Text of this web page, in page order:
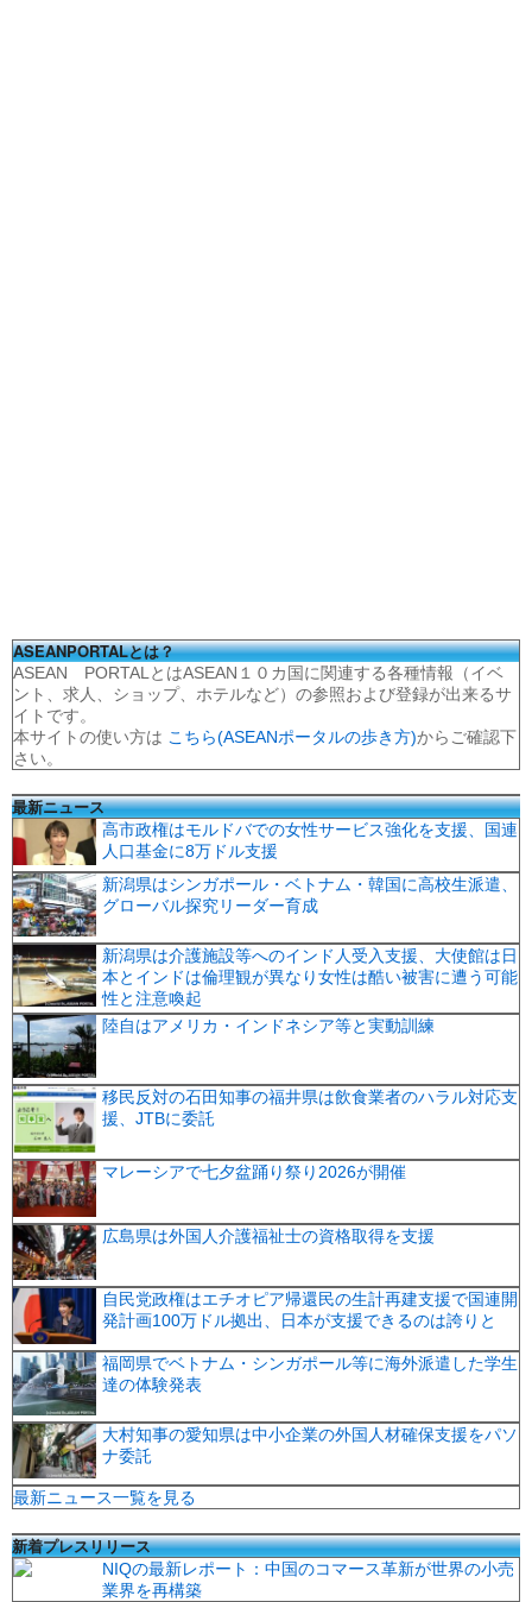
ASEANPORTALとは？
ASEAN PORTALとはASEAN１０カ国に関連する各種情報（イベ
ント、求人、ショップ、ホテルなど）の参照および登録が出来るサ
イトです。
本サイトの使い方は こちら(ASEANポータルの歩き方)からご確認下
さい。
最新ニュース
高市政権はモルドバでの女性サービス強化を支援、国連
人口基金に8万ドル支援
新潟県はシンガポール・ベトナム・韓国に高校生派遣、
グローバル探究リーダー育成
新潟県は介護施設等へのインド人受入支援、大使館は日
本とインドは倫理観が異なり女性は酷い被害に遭う可能
性と注意喚起
陸自はアメリカ・インドネシア等と実動訓練
移民反対の石田知事の福井県は飲食業者のハラル対応支
援、JTBに委託
マレーシアで七夕盆踊り祭り2026が開催
広島県は外国人介護福祉士の資格取得を支援
自民党政権はエチオピア帰還民の生計再建支援で国連開
発計画100万ドル拠出、日本が支援できるのは誇りと
福岡県でベトナム・シンガポール等に海外派遣した学生
達の体験発表
大村知事の愛知県は中小企業の外国人材確保支援をパソ
ナ委託
最新ニュース一覧を見る
新着プレスリリース
NIQの最新レポート：中国のコマース革新が世界の小売
業界を再構築